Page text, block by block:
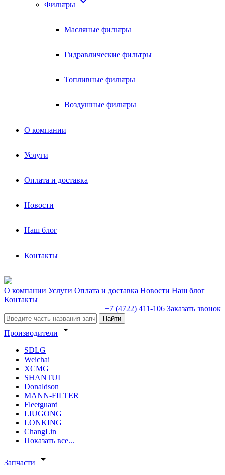
Фильтры
Масляные фильтры
Гидравлические фильтры
Топливные фильтры
Воздушные фильтры
О компании
Услуги
Оплата и доставка
Новости
Наш блог
Контакты
О компании Услуги Оплата и доставка Новости Наш блог
Контакты
+7 (4722) 411-106 Заказать звонок
Найти
Производители arrow_drop_down
SDLG
Weichai
XCMG
SHANTUI
Donaldson
MANN-FILTER
Fleetguard
LIUGONG
LONKING
ChangLin
Показать все...
Запчасти arrow_drop_down